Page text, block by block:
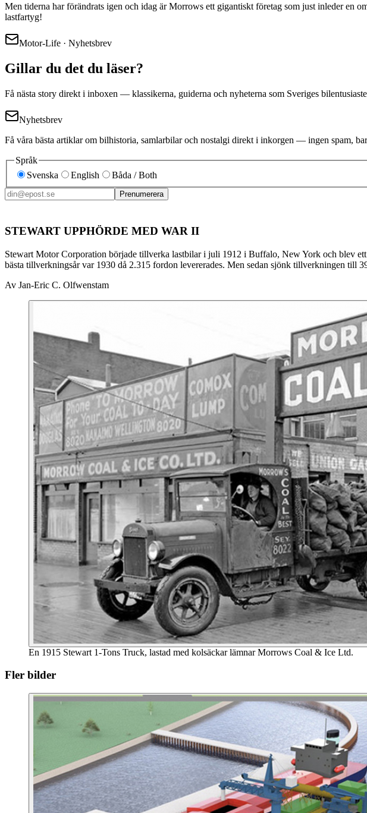
Men tiderna har förändrats igen och idag är Morrows ett gigantiskt företag som just inleder en
lastfartyg!
Motor-Life · Nyhetsbrev
Gillar du det du läser?
Få nästa story direkt i inboxen — klassikerna, guiderna och nyheterna som Sveriges
Nyhetsbrev
Få våra bästa artiklar om bilhistoria, samlarbilar och nostalgi direkt i inkorgen — ingen spam,
Språk
Svenska
English Båda / Both
Prenumerera
STEWART UPPHÖRDE MED WAR II
Stewart Motor Corporation började tillverka lastbilar i juli 1912 i Buffalo, New York och blev
bästa tillverkningsår var 1930 då 2.315 fordon levererades. Men sedan sjönk tillverkningen
Av Jan-Eric C. Olfwenstam
En 1915 Stewart 1-Tons Truck, lastad med kolsäckar lämnar Morrows Coal & Ice Ltd.
Fler bilder